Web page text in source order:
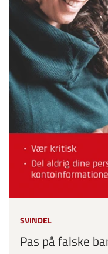
SVINDEL
Pas på falske